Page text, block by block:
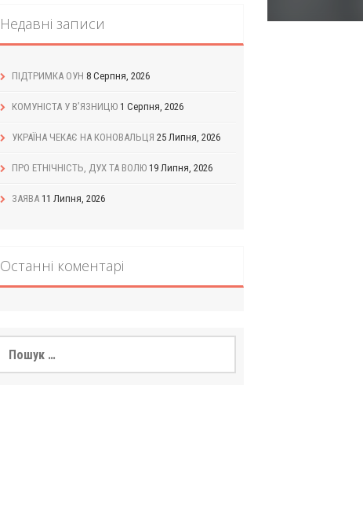
Недавні записи
ПІДТРИМКА ОУН 8 Серпня, 2026
КОМУНІСТА У В’ЯЗНИЦЮ 1 Серпня, 2026
УКРАЇНА ЧЕКАЄ НА КОНОВАЛЬЦЯ 25 Липня, 2026
ПРО ЕТНІЧНІСТЬ, ДУХ ТА ВОЛЮ 19 Липня, 2026
ЗАЯВА 11 Липня, 2026
Останні коментарі